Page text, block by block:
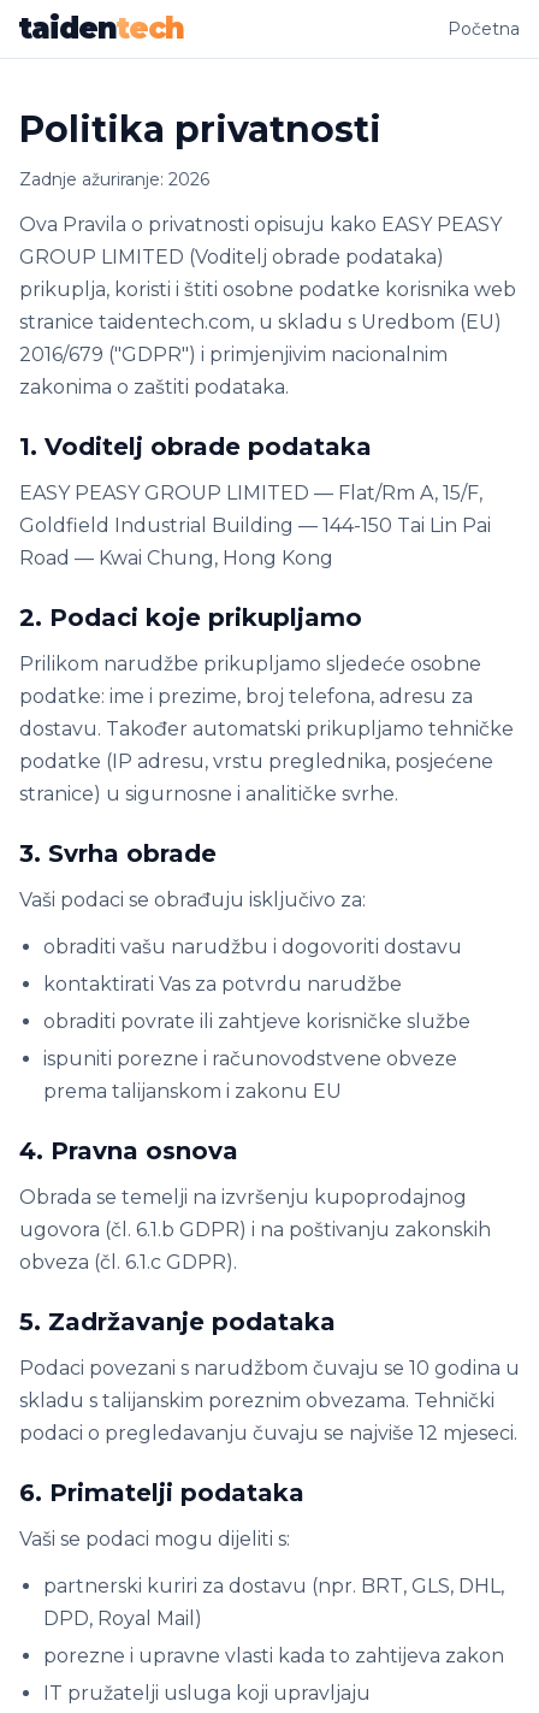
taidentech Početna
Politika privatnosti
Zadnje ažuriranje: 2026
Ova Pravila o privatnosti opisuju kako EASY PEASY
GROUP LIMITED (Voditelj obrade podataka)
prikuplja, koristi i štiti osobne podatke korisnika web
stranice taidentech.com, u skladu s Uredbom (EU)
2016/679 ("GDPR") i primjenjivim nacionalnim
zakonima o zaštiti podataka.
1. Voditelj obrade podataka
EASY PEASY GROUP LIMITED — Flat/Rm A, 15/F,
Goldfield Industrial Building — 144-150 Tai Lin Pai
Road — Kwai Chung, Hong Kong
2. Podaci koje prikupljamo
Prilikom narudžbe prikupljamo sljedeće osobne
podatke: ime i prezime, broj telefona, adresu za
dostavu. Također automatski prikupljamo tehničke
podatke (IP adresu, vrstu preglednika, posjećene
stranice) u sigurnosne i analitičke svrhe.
3. Svrha obrade
Vaši podaci se obrađuju isključivo za:
obraditi vašu narudžbu i dogovoriti dostavu
kontaktirati Vas za potvrdu narudžbe
obraditi povrate ili zahtjeve korisničke službe
ispuniti porezne i računovodstvene obveze
prema talijanskom i zakonu EU
4. Pravna osnova
Obrada se temelji na izvršenju kupoprodajnog
ugovora (čl. 6.1.b GDPR) i na poštivanju zakonskih
obveza (čl. 6.1.c GDPR).
5. Zadržavanje podataka
Podaci povezani s narudžbom čuvaju se 10 godina u
skladu s talijanskim poreznim obvezama. Tehnički
podaci o pregledavanju čuvaju se najviše 12 mjeseci.
6. Primatelji podataka
Vaši se podaci mogu dijeliti s:
partnerski kuriri za dostavu (npr. BRT, GLS, DHL,
DPD, Royal Mail)
porezne i upravne vlasti kada to zahtijeva zakon
IT pružatelji usluga koji upravljaju